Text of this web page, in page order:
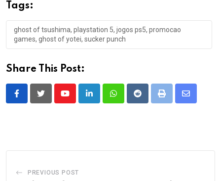
Tags:
ghost of tsushima, playstation 5, jogos ps5, promocao
games, ghost of yotei, sucker punch
Share This Post:
YoutubeLinkedInWhatsappRedditPrint
Share
PREVIOUS POST